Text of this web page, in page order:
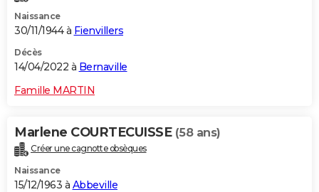
Naissance
30/11/1944 à Fienvillers
Décès
14/04/2022 à Bernaville
Famille MARTIN
Marlene COURTECUISSE (58 ans)
Créer une cagnotte obsèques
Naissance
15/12/1963 à Abbeville